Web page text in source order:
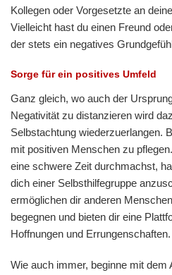
Kollegen oder Vorgesetzte an
Vielleicht hast du einen Freund
der stets ein negatives
Sorge für ein positives Umfeld
Ganz gleich, wo auch der
Negativität zu distanzieren wird
Selbstachtung wiederzuerlangen.
mit positiven Menschen zu
eine schwere Zeit durchmachst,
dich einer Selbsthilfegruppe
ermöglichen dir anderen
begegnen und bieten dir eine
Hoffnungen und Errungenschaften.
Wie auch immer, beginne mit dem